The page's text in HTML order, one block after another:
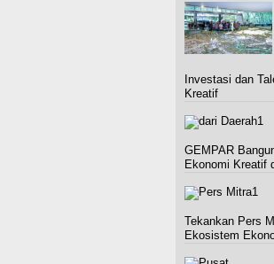
Investasi dan
Kreatif
GEMPAR
Ekonomi Kreatif
Tekankan Pers
Ekosistem